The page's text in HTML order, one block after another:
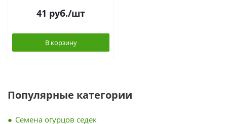
41 руб./шт
В корзину
Популярные категории
Семена огурцов седек